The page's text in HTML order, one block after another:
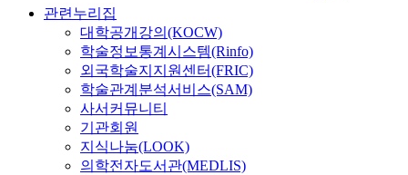
관련누리집
대학공개강의(KOCW)
학술정보통계시스템(Rinfo)
외국학술지지원센터(FRIC)
학술관계분석서비스(SAM)
사서커뮤니티
기관회원
지식나눔(LOOK)
의학전자도서관(MEDLIS)